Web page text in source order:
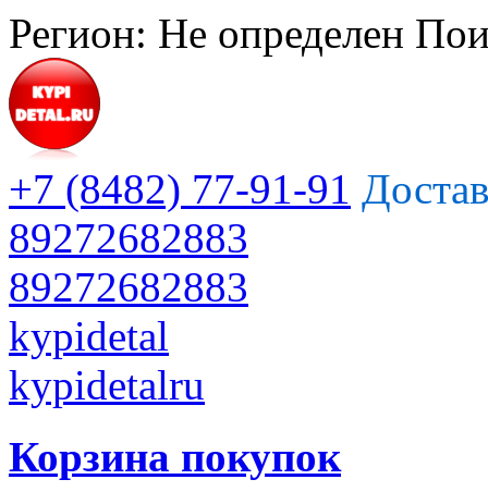
Регион: Не определен
+7 (8482) 77-91-91
89272682883
89272682883
kypidetal
kypidetalru
Корзина покупок